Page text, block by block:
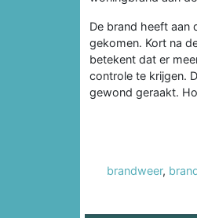
De brand heeft aan
gekomen. Kort na
betekent dat er
controle te krijgen.
gewond geraakt.
brandweer,